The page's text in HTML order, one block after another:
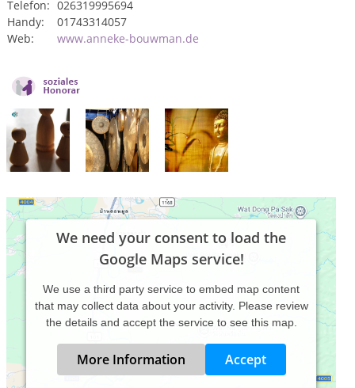
Telefon: 026319995694
Handy:
01743314057
Web:
www.anneke-bouwman.de
We need your consent to load the
Google Maps service!
We use a third party service to embed map content
that may collect data about your activity. Please review
the details and accept the service to see this map.
More Information Accept